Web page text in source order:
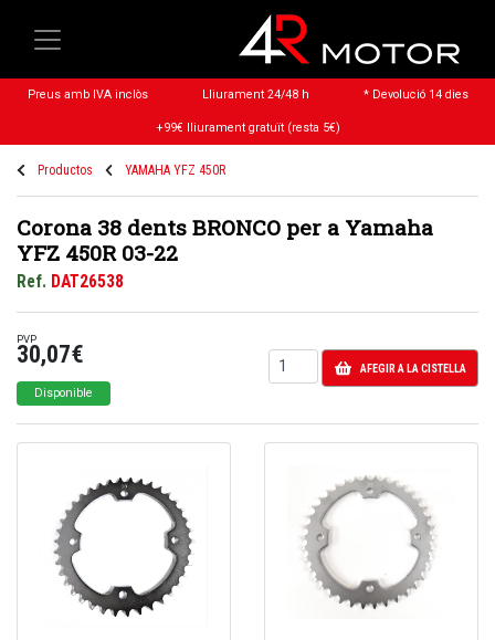
Preus amb IVA inclòs Lliurament 24/48 h * Devolució 14 dies
+99€ lliurament gratuït (resta 5€)
Productos YAMAHA YFZ 450R
Corona 38 dents BRONCO per a Yamaha
YFZ 450R 03-22
Ref. DAT26538
PVP
30,07€
Disponible
AFEGIR A LA CISTELLA